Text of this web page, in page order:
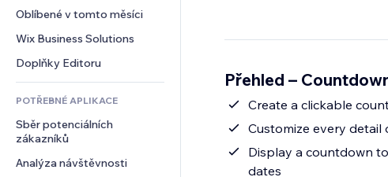
Jídlo a nápoje
Sdílení souborů
Novinky
Tlačítka a nabídky
Bannery a odznaky
Kalkulačky
Vyhledávání
Počasí
Tabulky a grafy
Komentáře
Telefon
Komunita
Reference a recenze
CRM
Oblíbené v tomto měsíci
Wix Business Solutions
Doplňky Editoru
POTŘEBNÉ APLIKACE
Sběr potenciálních
zákazníků
Analýza návštěvnosti
Přehled –
Create a clickable
Customize every detail
Display a countdown
dates